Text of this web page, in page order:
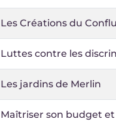
Les Créations du
Luttes contre les
Les jardins de Merlin
Maîtriser son budget